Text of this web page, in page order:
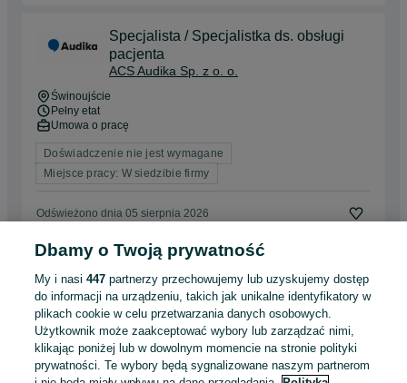
Specjalista / Specjalistka ds. obsługi
pacjenta
ACS Audika Sp. z o. o.
Świnoujście
Pełny etat
Umowa o pracę
Doświadczenie nie jest wymagane
Miejsce pracy: W siedzibie firmy
Odświeżono dnia 05 sierpnia 2026
(branża medyczna)
ACS Audika Sp. z o. o.
Kraków, Krowodrza
Pełny etat
Umowa o pracę
Dbamy o Twoją prywatność
My i nasi447 partnerzy przechowujemy lub uzyskujemy dostęp
do informacji na urządzeniu, takich jak unikalne identyfikatory w
plikach cookie w celu przetwarzania danych osobowych.
Użytkownik może zaakceptować wybory lub zarządzać nimi,
klikając poniżej lub w dowolnym momencie na stronie polityki
prywatności. Te wybory będą sygnalizowane naszym partnerom